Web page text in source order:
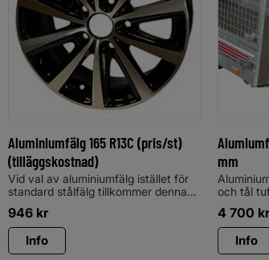
Aluminiumfälg 165 R13C (pris/st)
(tilläggskostnad)
Vid val av aluminiumfälg istället för
standard stålfälg tillkommer denna
istället för standard stålfälg
tillkommer denna kostnad
946 kr
Info
mm
och tål
4 700 kr
Info